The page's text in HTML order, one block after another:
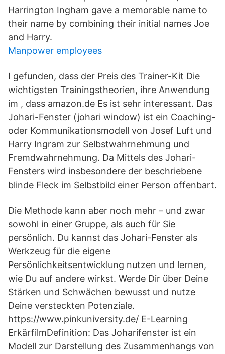
Harrington Ingham gave a memorable name to
their name by combining their initial names Joe
and Harry.
Manpower employees
I gefunden, dass der Preis des Trainer-Kit Die
wichtigsten Trainingstheorien, ihre Anwendung
im , dass amazon.de Es ist sehr interessant. Das
Johari-Fenster (johari window) ist ein Coaching-
oder Kommunikationsmodell von Josef Luft und
Harry Ingram zur Selbstwahrnehmung und
Fremdwahrnehmung. Da Mittels des Johari-
Fensters wird insbesondere der beschriebene
blinde Fleck im Selbstbild einer Person offenbart.
Die Methode kann aber noch mehr – und zwar
sowohl in einer Gruppe, als auch für Sie
persönlich. Du kannst das Johari-Fenster als
Werkzeug für die eigene
Persönlichkeitsentwicklung nutzen und lernen,
wie Du auf andere wirkst. Werde Dir über Deine
Stärken und Schwächen bewusst und nutze
Deine versteckten Potenziale.
https://www.pinkuniversity.de/ E-Learning
ErkärfilmDefinition: Das Joharifenster ist ein
Modell zur Darstellung des Zusammenhangs von